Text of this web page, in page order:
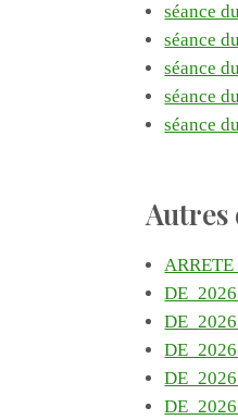
séance
séance
séance
séance
séance
Autres